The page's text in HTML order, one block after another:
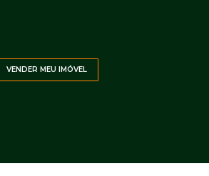
VENDER MEU IMÓVEL